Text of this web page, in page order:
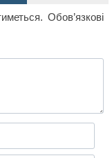
Обов’язкові